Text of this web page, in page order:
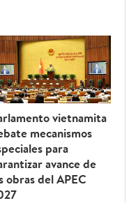
vietnamita
mecanismos
para
avance de
obras del APEC